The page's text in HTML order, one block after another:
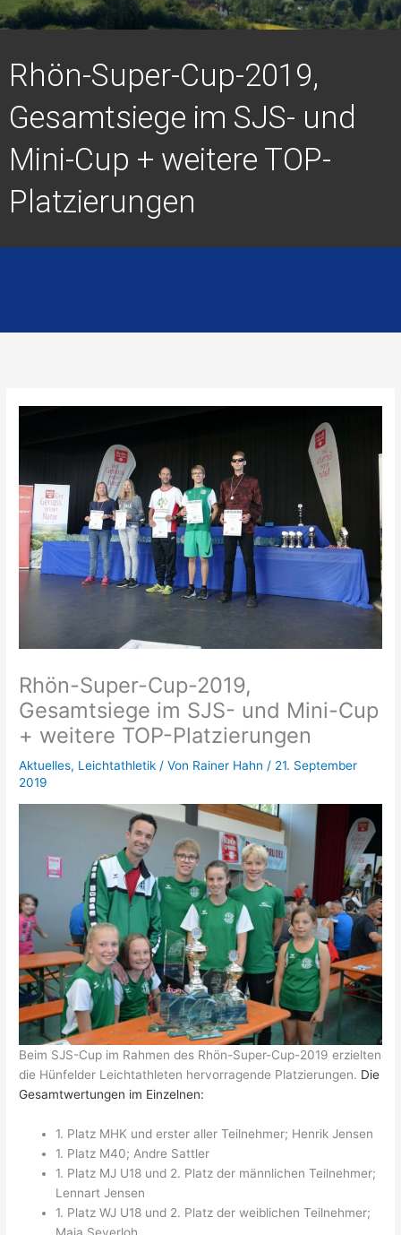
Rhön-Super-Cup-2019,
Gesamtsiege im SJS- und
Mini-Cup + weitere TOP-
Platzierungen
Rhön-Super-Cup-2019,
Gesamtsiege im SJS- und Mini-Cup
+ weitere TOP-Platzierungen
Aktuelles, Leichtathletik / Von Rainer Hahn/ 21. September
2019
Beim SJS-Cup im Rahmen des Rhön-Super-Cup-2019 erzielten
die Hünfelder Leichtathleten hervorragende Platzierungen. Die
Gesamtwertungen im Einzelnen:
1. Platz MHK und erster aller Teilnehmer; Henrik Jensen
1. Platz M40; Andre Sattler
1. Platz MJ U18 und 2. Platz der männlichen Teilnehmer;
Lennart Jensen
1. Platz WJ U18 und 2. Platz der weiblichen Teilnehmer;
Maja Severloh